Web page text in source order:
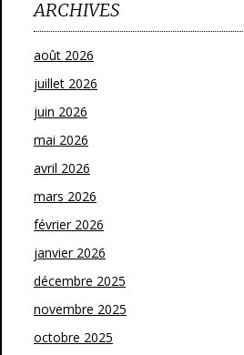
ARCHIVES
août 2026
juillet 2026
juin 2026
mai 2026
avril 2026
mars 2026
février 2026
janvier 2026
décembre 2025
novembre 2025
octobre 2025